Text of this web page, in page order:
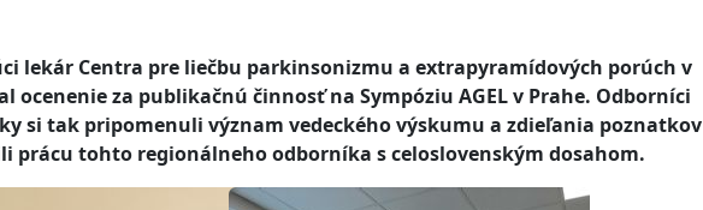
lekár Centra pre liečbu parkinsonizmu a extrapyramídových porúch v
ocenenie za publikačnú činnosť na Sympóziu AGEL v Prahe. Odborníci
si tak pripomenuli význam vedeckého výskumu a zdieľania poznatkov
prácu tohto regionálneho odborníka s celoslovenským dosahom.